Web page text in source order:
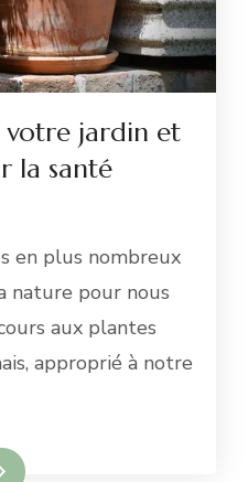
votre jardin et
la santé
en plus nombreux
nature pour nous
aux plantes
approprié à notre